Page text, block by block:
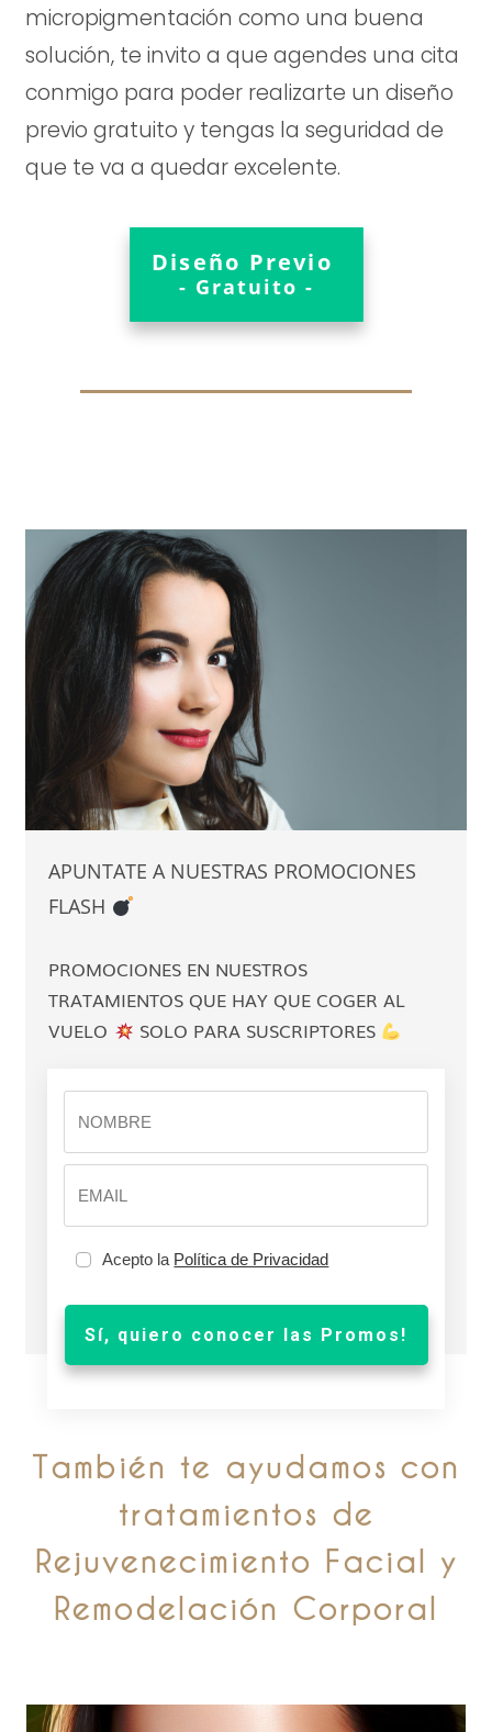
micropigmentación como una buena
solución, te invito a que agendes una cita
conmigo para poder realizarte un diseño
previo gratuito y tengas la seguridad de
que te va a quedar excelente.
Diseño Previo
- Gratuito -
APUNTATE A NUESTRAS PROMOCIONES
FLASH
PROMOCIONES EN NUESTROS
TRATAMIENTOS QUE HAY QUE COGER AL
VUELO
SOLO PARA SUSCRIPTORES
Acepto la Política de Privacidad
Sí, quiero conocer las Promos!
También te ayudamos con
tratamientos de
Rejuvenecimiento Facial y
Remodelación Corporal